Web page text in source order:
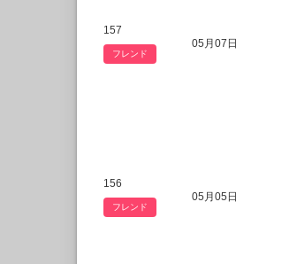
157
フレンド
05月07日
156
フレンド
05月05日